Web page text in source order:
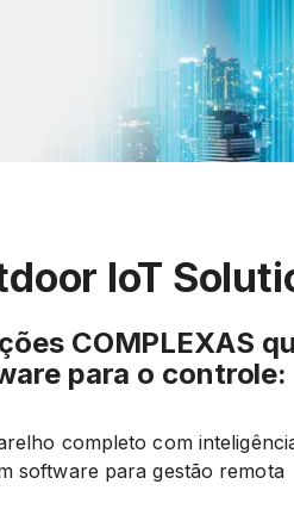
IoT
COMPLEXAS
para o controle:
completo com
software para gestão remota